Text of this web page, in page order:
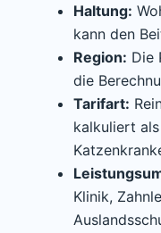
Haltung:
kann den
Region: Die
die
Tarifart:
kalkuliert
Klinik,